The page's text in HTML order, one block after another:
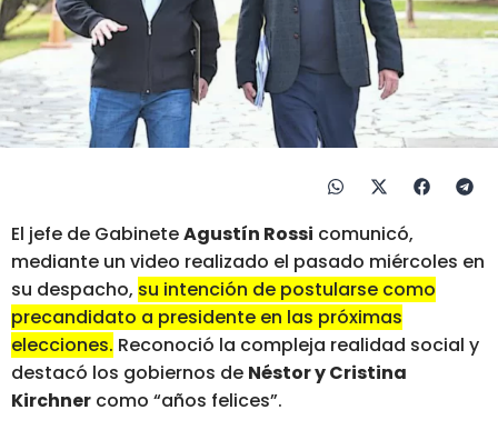
El jefe de GabineteAgustín Rossi comunicó,
mediante un video realizado el pasado miércoles en
su despacho, su intención de postularse como
precandidato a presidente en las próximas
elecciones. Reconoció la compleja realidad social y
destacó los gobiernos de Néstor y Cristina
Kirchner como “años felices”.